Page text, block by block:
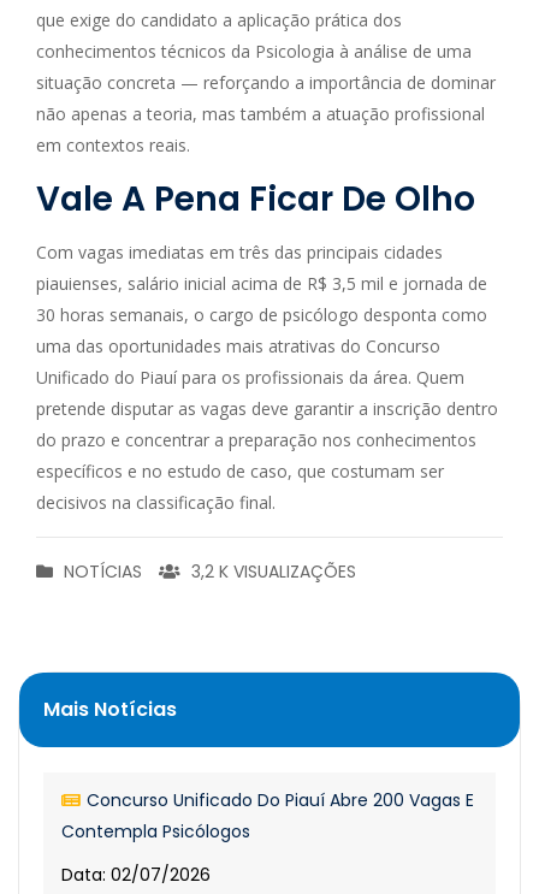
que exige do candidato a aplicação prática dos
conhecimentos técnicos da Psicologia à análise de uma
situação concreta — reforçando a importância de dominar
não apenas a teoria, mas também a atuação profissional
em contextos reais.
Vale A Pena Ficar De Olho
Com vagas imediatas em três das principais cidades
piauienses, salário inicial acima de R$ 3,5 mil e jornada de
30 horas semanais, o cargo de psicólogo desponta como
uma das oportunidades mais atrativas do Concurso
Unificado do Piauí para os profissionais da área. Quem
pretende disputar as vagas deve garantir a inscrição dentro
do prazo e concentrar a preparação nos conhecimentos
específicos e no estudo de caso, que costumam ser
decisivos na classificação final.
NOTÍCIAS 3,2 K VISUALIZAÇÕES
Mais Notícias
Concurso Unificado Do Piauí Abre 200 Vagas E
Contempla Psicólogos
Data: 02/07/2026